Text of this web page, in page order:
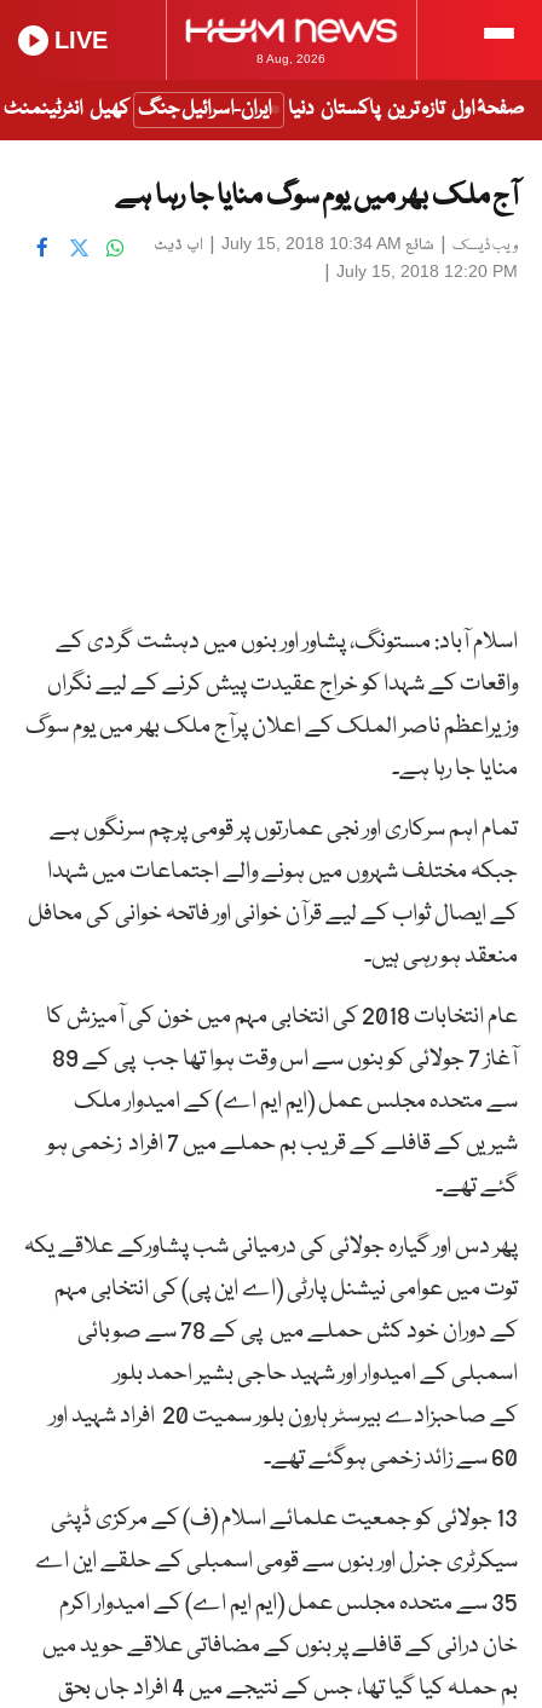
8 Aug, 2026
LIVE
صفحۂ اول تازہ ترین پاکستان دنیا ایران-اسرائیل جنگ کھیل انٹرٹینمنٹ
آج ملک بھر میں یوم سوگ منایا جا رہا ہے
ویب ڈیسک | شائع July 15, 2018 10:34 AM
| اپ ڈیٹ
July 15, 2018 12:20 PM
|
اسلام آباد: مستونگ، پشاور اور بنوں میں دہشت گردی کے
واقعات کے شہدا کو خراج عقیدت پیش کرنے کے لیے نگراں
وزیراعظم ناصر الملک کے اعلان پرآج ملک بھر میں یوم سوگ
منایا جا رہا ہے۔
تمام اہم سرکاری اور نجی عمارتوں پر قومی پرچم سرنگوں ہے
جبکہ مختلف شہروں میں ہونے والے اجتماعات میں شہدا
کے ایصال ثواب کے لیے قرآن خوانی اور فاتحہ خوانی کی محافل
منعقد ہو رہی ہیں۔
عام انتخابات 2018 کی انتخابی مہم میں خون کی آمیزش کا
آغاز 7 جولائی کو بنوں سے اس وقت ہوا تھا جب پی کے 89
سے متحدہ مجلس عمل (ایم ایم اے) کے امیدوار ملک
شیریں کے قافلے کے قریب بم حملے میں 7 افراد زخمی ہو
گئے تھے۔
پھر دس اور گیارہ جولائی کی درمیانی شب پشاورکے علاقے یکہ
توت میں عوامی نیشنل پارٹی (اے این پی) کی انتخابی مہم
کے دوران خود کش حملے میں پی کے 78 سے صوبائی
اسمبلی کے امیدوار اور شہید حاجی بشیر احمد بلور
کے صاحبزادے بیرسٹر ہارون بلور سمیت 20 افراد شہید اور
60 سے زائد زخمی ہوگئے تھے۔
13 جولائی کو جمعیت علمائے اسلام (ف) کے مرکزی ڈپٹی
سیکرٹری جنرل اور بنوں سے قومی اسمبلی کے حلقے این اے
35 سے متحدہ مجلس عمل (ایم ایم اے) کے امیدوار اکرم
خان درانی کے قافلے پر بنوں کے مضافاتی علاقے حوید میں
بم حملہ کیا گیا تھا، جس کے نتیجے میں 4 افراد جاں بحق